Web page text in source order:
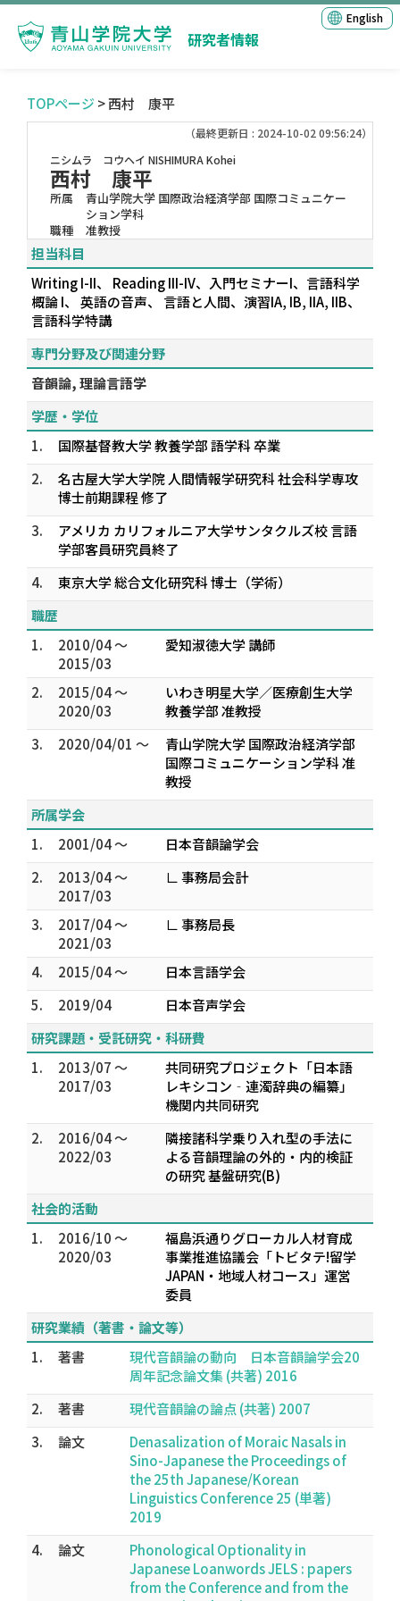
研究者情報
English
TOPページ > 西村 康平
（最終更新日 : 2024-10-02 09:56:24）
ニシムラ コウヘイ NISHIMURA Kohei
西村 康平
所属
青山学院大学 国際政治経済学部 国際コミュニケー
ション学科
職種
准教授
担当科目
Writing I-II、 Reading III-IV、入門セミナーI、言語科学
概論 I、 英語の音声、 言語と人間、演習IA, IB, IIA, IIB、
言語科学特講
専門分野及び関連分野
音韻論, 理論言語学
学歴・学位
1.
国際基督教大学 教養学部 語学科 卒業
2.
名古屋大学大学院 人間情報学研究科 社会科学専攻
博士前期課程 修了
3.
アメリカ カリフォルニア大学サンタクルズ校 言語
学部客員研究員終了
4.
東京大学 総合文化研究科 博士（学術）
職歴
1.
2010/04 ～
2015/03
愛知淑徳大学 講師
2.
2015/04 ～
2020/03
いわき明星大学／医療創生大学
教養学部 准教授
3.
2020/04/01 ～
青山学院大学 国際政治経済学部
国際コミュニケーション学科 准
教授
所属学会
1.
2001/04 ～
日本音韻論学会
2.
2013/04 ～
2017/03
∟ 事務局会計
3.
2017/04 ～
2021/03
∟ 事務局長
4. 2015/04 ～
日本言語学会
5.
2019/04
日本音声学会
研究課題・受託研究・科研費
1.
2013/07 ～
2017/03
共同研究プロジェクト「日本語
レキシコン‐連濁辞典の編纂」
機関内共同研究
2.
2016/04 ～
2022/03
隣接諸科学乗り入れ型の手法に
よる音韻理論の外的・内的検証
の研究 基盤研究(B)
社会的活動
1.
2016/10 ～
2020/03
福島浜通りグローカル人材育成
事業推進協議会「トビタテ!留学
JAPAN・地域人材コース」運営
委員
研究業績（著書・論文等）
1.
著書
現代音韻論の動向 日本音韻論学会20
周年記念論文集 (共著) 2016
2.
著書
現代音韻論の論点 (共著) 2007
3.
論文
Denasalization of Moraic Nasals in
Sino-Japanese the Proceedings of
the 25th Japanese/Korean
Linguistics Conference 25 (単著)
2019
4.
論文
Phonological Optionality in
Japanese Loanwords JELS : papers
from the Conference and from the